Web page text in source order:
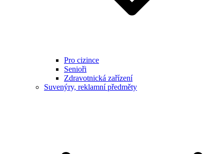
Pro cizince
Senioři
Zdravotnická zařízení
Suvenýry, reklamní předměty